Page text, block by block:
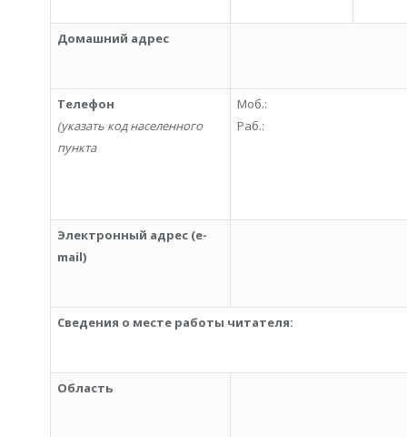
Домашний адрес
Телефон
(указать код населенного
пункта
Моб.:
Раб.:
Электронный адрес (e-
mail)
Сведения о месте работы читателя:
Область